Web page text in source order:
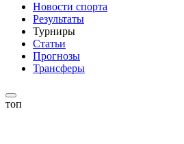
Новости спорта
Результаты
Турниры
Статьи
Прогнозы
Трансферы
топ